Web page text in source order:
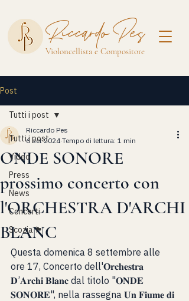
Riccardo Pes
Violoncellista e Compositore
Post
Tutti i post
Video
Press
News
Concerti
Scozia 🏴󠁧󠁢󠁳󠁣󠁴󠁿
Tutti i post
ONDE SONORE
prossimo concerto con
l'ORCHESTRA D'ARCHI
BLANC
Riccardo Pes
6 set 2024 Tempo di lettura: 1 min
Questa domenica 8 settembre alle
ore 17, Concerto dell'𝐎𝐫𝐜𝐡𝐞𝐬𝐭𝐫𝐚
𝐃’𝐀𝐫𝐜𝐡𝐢 𝐁𝐥𝐚𝐧𝐜 dal titolo "𝐎𝐍𝐃𝐄
𝐒𝐎𝐍𝐎𝐑𝐄", nella rassegna 𝐔𝐧 𝐅𝐢𝐮𝐦𝐞 𝐝𝐢